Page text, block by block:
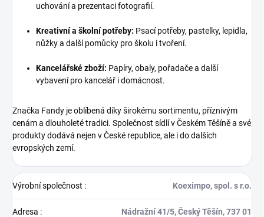
uchování a prezentaci fotografií.
Kreativní a školní potřeby: Psací potřeby, pastelky, lepidla,
nůžky a další pomůcky pro školu i tvoření.
Kancelářské zboží: Papíry, obaly, pořadače a další
vybavení pro kancelář i domácnost.
Značka Fandy je oblíbená díky širokému sortimentu, příznivým
cenám a dlouholeté tradici. Společnost sídlí v Českém Těšíně a své
produkty dodává nejen v České republice, ale i do dalších
evropských zemí.
Výrobní společnost : Koeximpo, spol. s r.o.
Adresa : Nádražní 41/5, Český Těšín, 737 01